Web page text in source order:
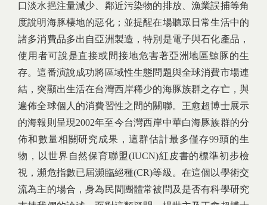
口淡水挹注量減少、鄰近污染物的排放、漁業誤捕等角
度說明海豚棲地的惡化；並提醒在場聽眾日常生活中的
諸多消費品多出自亞洲製造，特別是電子與石化產品，
使用者可說是直接或間接地危害著亞洲地區鯨豚的生
存。這番演說成功將區域性生態問題與全球消費市場連
結，突顯出生活在台灣西岸稀少的海豚族群之存亡，與
遍佈全球個人的消費習性之間的關聯。王愈超博士展示
的海報則呈現2002年至今台灣西岸中華白海豚族群的分
佈和數量相關研究成果，這群估計最多僅存99頭的生
物，以世界自然保育聯盟(IUCN)紅皮書的標準初步檢
視，瀕危指數已屆瀕臨絕種(CR)等級。在這個以學術交
流為主的場合，身為民間團體常被問及是否有科學研究